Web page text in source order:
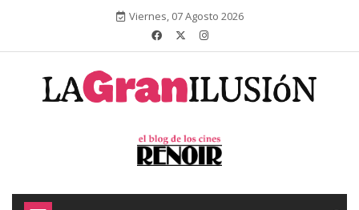
Viernes, 07 Agosto 2026